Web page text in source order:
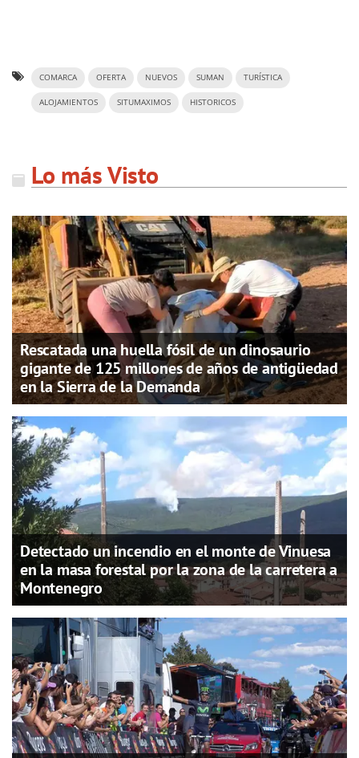
COMARCA OFERTA NUEVOS SUMAN TURÍSTICA
ALOJAMIENTOS SITUMAXIMOS HISTORICOS
Lo más Visto
Rescatada una huella fósil de un dinosaurio
gigante de 125 millones de años de antigüedad
en la Sierra de la Demanda
Detectado un incendio en el monte de Vinuesa
en la masa forestal por la zona de la carretera a
Montenegro